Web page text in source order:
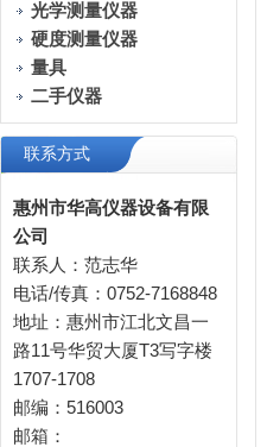
光学测量仪器
硬度测量仪器
量具
二手仪器
联系方式
惠州市华高仪器设备有限
公司
联系人：范志华
电话/传真：0752-7168848
地址：惠州市江北文昌一
路11号华贸大厦T3写字楼
1707-1708
邮编：516003
邮箱：